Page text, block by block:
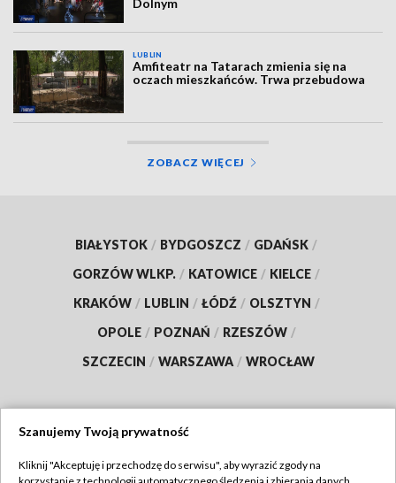
Dolnym
LUBLIN
Amfiteatr na Tatarach zmienia się na
oczach mieszkańców. Trwa przebudowa
ZOBACZ WIĘCEJ
BIAŁYSTOK / BYDGOSZCZ / GDAŃSK /
GORZÓW WLKP. / KATOWICE / KIELCE /
KRAKÓW / LUBLIN / ŁÓDŹ / OLSZTYN /
OPOLE / POZNAŃ / RZESZÓW /
SZCZECIN / WARSZAWA / WROCŁAW
Szanujemy Twoją prywatność
Kliknij "Akceptuję i przechodzę do serwisu", aby wyrazić zgody na